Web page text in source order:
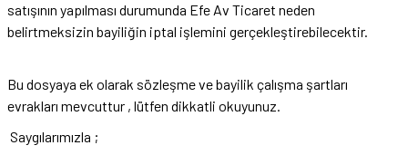
satışının yapılması durumunda Efe Av Ticaret neden
belirtmeksizin bayiliğin iptal işlemini gerçekleştirebilecektir.
Bu dosyaya ek olarak sözleşme ve bayilik çalışma şartları
evrakları mevcuttur , lütfen dikkatli okuyunuz.
Saygılarımızla ;